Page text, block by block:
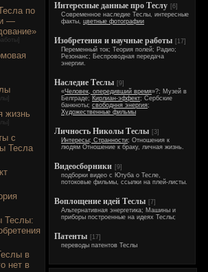
по
—
жизнь
с
Тесла
Теслы:
в
нет в
Интересные данные про Теслу [6]
Современное наследие Теслы, интересные
факты, цветные фотографии
Изобретения и научные работы [17]
Переменный ток; Теория полей; Радио;
Резонанс; Беспроводная передача
энергии.
Наследие Теслы [9]
«Человек, опередивший время»?; Музей в
Белграде; Кирлиан-эффект; Сербские
банкноты; свободння энергия;
Художественные фильмы
Личность Николы Теслы [3]
Интересы; Странности; Отношения к
людям Отношение к браку, личная жизнь.
Видеосборники [9]
подборки видео с Ютуба о Тесле,
потоковые фильмы, ссылки на плей-листы.
Воплощение идей Теслы [7]
Альтернативная энергетика; Машины и
приборы построенные на идеях Теслы;
Патенты [17]
переводы патентов Теслы